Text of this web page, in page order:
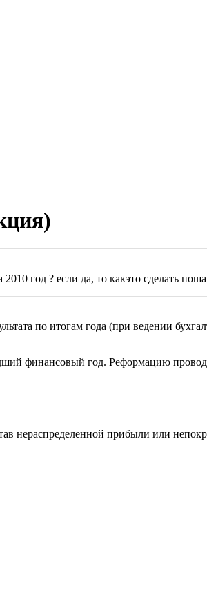
год ? если да, то какэто сделать
по итогам года (при ведении
финансовый год. Реформацию
нераспределенной прибыли или